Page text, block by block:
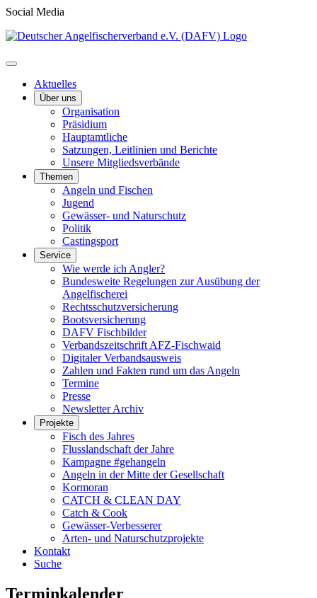
Social Media
Aktuelles
Über uns
Organisation
Präsidium
Hauptamtliche
Satzungen, Leitlinien und Berichte
Unsere Mitgliedsverbände
Themen
Angeln und Fischen
Jugend
Gewässer- und Naturschutz
Politik
Castingsport
Service
Wie werde ich Angler?
Bundesweite Regelungen zur Ausübung der
Angelfischerei
Rechtsschutzversicherung
Bootsversicherung
DAFV Fischbilder
Verbandszeitschrift AFZ-Fischwaid
Digitaler Verbandsausweis
Zahlen und Fakten rund um das Angeln
Termine
Presse
Newsletter Archiv
Projekte
Fisch des Jahres
Flusslandschaft der Jahre
Kampagne #gehangeln
Angeln in der Mitte der Gesellschaft
Kormoran
CATCH & CLEAN DAY
Catch & Cook
Gewässer-Verbesserer
Arten- und Naturschutzprojekte
Kontakt
Suche
Terminkalender